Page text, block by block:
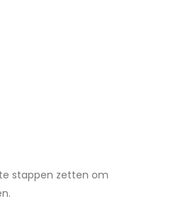
stappen zetten om